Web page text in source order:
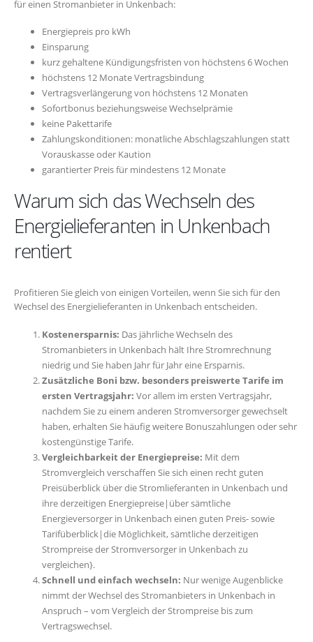
für einen Stromanbieter in Unkenbach:
Energiepreis pro kWh
Einsparung
kurz gehaltene Kündigungsfristen von höchstens 6 Wochen
höchstens 12 Monate Vertragsbindung
Vertragsverlängerung von höchstens 12 Monaten
Sofortbonus beziehungsweise Wechselprämie
keine Pakettarife
Zahlungskonditionen: monatliche Abschlagszahlungen statt
Vorauskasse oder Kaution
garantierter Preis für mindestens 12 Monate
Warum sich das Wechseln des
Energielieferanten in Unkenbach
rentiert
Profitieren Sie gleich von einigen Vorteilen, wenn Sie sich für den
Wechsel des Energielieferanten in Unkenbach entscheiden.
Kostenersparnis: Das jährliche Wechseln des
Stromanbieters in Unkenbach hält Ihre Stromrechnung
niedrig und Sie haben Jahr für Jahr eine Ersparnis.
Zusätzliche Boni bzw. besonders preiswerte Tarife im
ersten Vertragsjahr: Vor allem im ersten Vertragsjahr,
nachdem Sie zu einem anderen Stromversorger gewechselt
haben, erhalten Sie häufig weitere Bonuszahlungen oder sehr
kostengünstige Tarife.
Vergleichbarkeit der Energiepreise: Mit dem
Stromvergleich verschaffen Sie sich einen recht guten
Preisüberblick über die Stromlieferanten in Unkenbach und
ihre derzeitigen Energiepreise|über sämtliche
Energieversorger in Unkenbach einen guten Preis- sowie
Tarifüberblick|die Möglichkeit, sämtliche derzeitigen
Strompreise der Stromversorger in Unkenbach zu
vergleichen}.
Schnell und einfach wechseln: Nur wenige Augenblicke
nimmt der Wechsel des Stromanbieters in Unkenbach in
Anspruch – vom Vergleich der Strompreise bis zum
Vertragswechsel.